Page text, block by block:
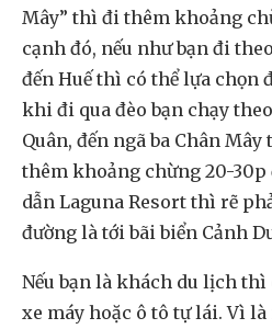
Mây” thì đi thêm khoảng
cạnh đó, nếu như bạn đi
đến Huế thì có thể lựa chọn
khi đi qua đèo bạn chạy
Quân, đến ngã ba Chân
thêm khoảng chừng 20-
dẫn Laguna Resort thì rẽ
đường là tới bãi biển Cảnh
Nếu bạn là khách du lịch thì
xe máy hoặc ô tô tự lái. Vì